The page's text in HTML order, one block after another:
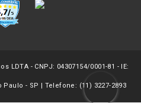
LDTA - CNPJ: 04307154/0001-81 - IE:
- SP | Telefone: (11) 3227-2893